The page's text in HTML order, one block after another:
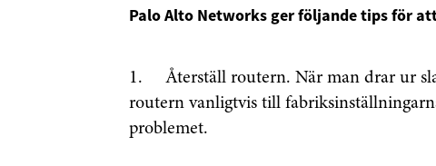
Palo Alto Networks ger följande tips för
1. Återställ routern. När man drar ur
routern vanligtvis till
problemet.